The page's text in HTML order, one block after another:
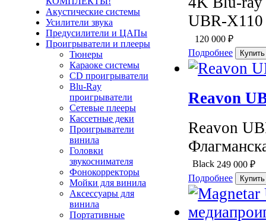
Акустические системы
Усилители звука
Предусилители и ЦАПы
Проигрыватели и плееры
Тюнеры
Караоке системы
CD проигрыватели
Blu-Ray
проигрыватели
Сетевые плееры
Кассетные деки
Проигрыватели
винила
Головки
звукоснимателя
Фонокорректоры
Мойки для винила
Аксессуары для
винила
Портативные
UBR-X110
120 000 ₽
Подробнее
Reavon
Reavon
Black 249 000 ₽
Подробнее